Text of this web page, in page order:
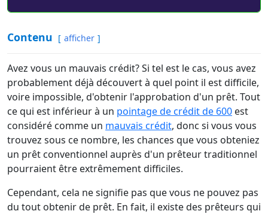
Contenu afficher
Avez vous un mauvais crédit? Si tel est le cas, vous avez
probablement déjà découvert à quel point il est difficile,
voire impossible, d'obtenir l'approbation d'un prêt. Tout
ce qui est inférieur à un pointage de crédit de 600 est
considéré comme un mauvais crédit, donc si vous vous
trouvez sous ce nombre, les chances que vous obteniez
un prêt conventionnel auprès d'un prêteur traditionnel
pourraient être extrêmement difficiles.
Cependant, cela ne signifie pas que vous ne pouvez pas
du tout obtenir de prêt. En fait, il existe des prêteurs qui